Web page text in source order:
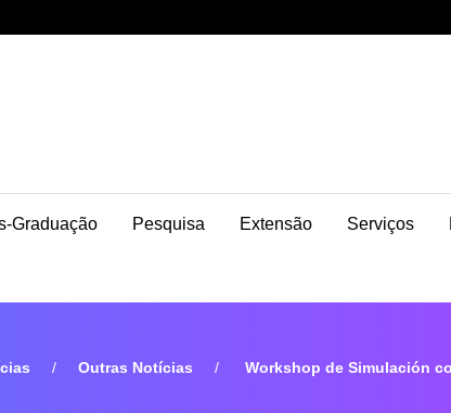
Graduação Pesquisa Extensão Serviços
Outras Notícias
Workshop de Simulación